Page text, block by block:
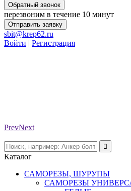
Обратный звонок
перезвоним в течение 10 минут
Отправить заявку
sbit@krep62.ru
Войти | Регистрация
PrevNext
Каталог
САМОРЕЗЫ, ШУРУПЫ
САМОРЕЗЫ